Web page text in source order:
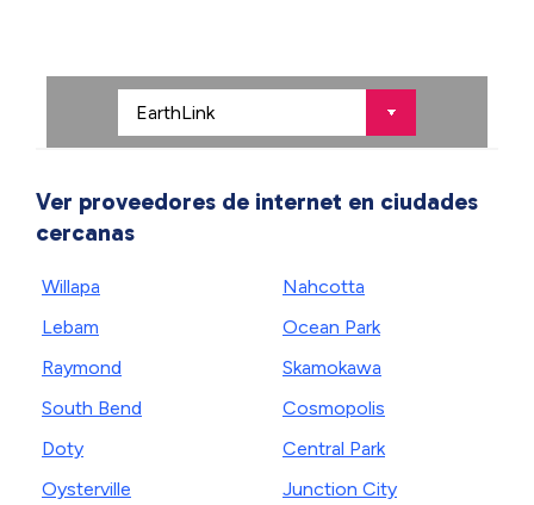
Ver proveedores de internet en ciudades
cercanas
Willapa
Lebam
Raymond
South Bend
Doty
Oysterville
Nahcotta
Ocean Park
Skamokawa
Cosmopolis
Central Park
Junction City